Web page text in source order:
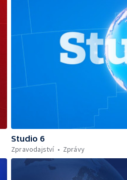
Studio 6
Zpravodajství
Zprávy